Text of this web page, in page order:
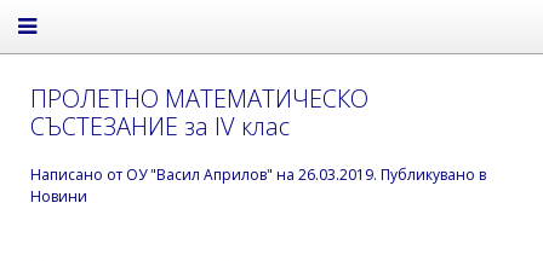
ПРОЛЕТНО МАТЕМАТИЧЕСКО
СЪСТЕЗАНИЕ за IV клас
Написано от ОУ "Васил Априлов" на 26.03.2019. Публикувано в
Новини